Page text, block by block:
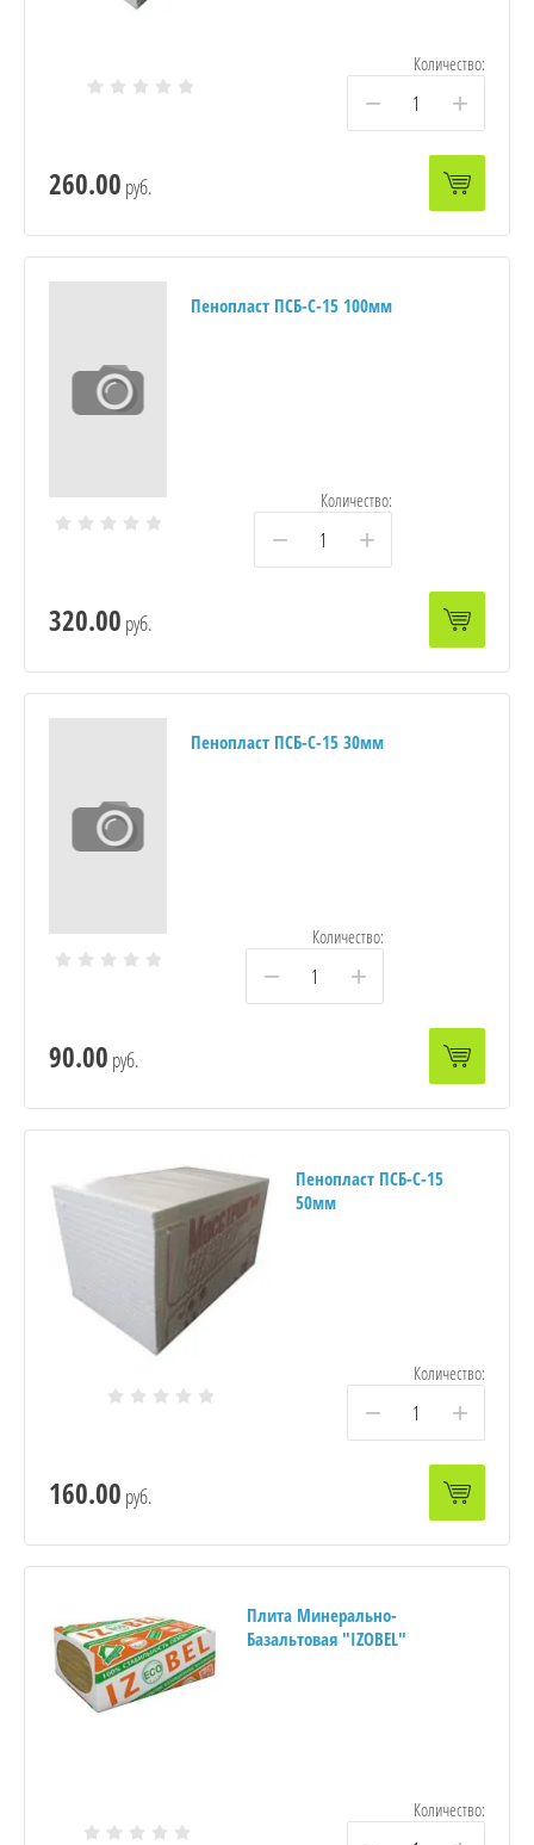
Количество:
− +
260.00 руб.
Пенопласт ПСБ-С-15 100мм
Количество:
− +
320.00 руб.
Пенопласт ПСБ-С-15 30мм
Количество:
− +
90.00 руб.
Пенопласт ПСБ-С-15
50мм
Количество:
− +
160.00 руб.
Плита Минерально-
Базальтовая "IZOBEL"
Количество: